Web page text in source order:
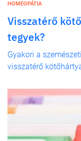
HOMEOPÁTIA
Visszatérő
tegyek?
Gyakori a
visszatérő